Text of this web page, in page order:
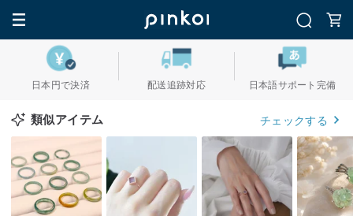
日本円で決済 配送追跡対応 日本語サポート完備
類似アイテム チェックする